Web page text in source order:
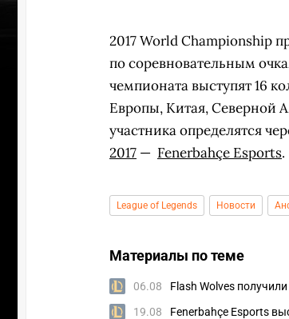
2017 World Championship
посоревновательным
чемпионата выступят 16
Европы, Китая, Северной
участника определятся
2017 — Fenerbahçe Esports.
League of Legends Новости
Материалы по теме
06.08 Flash Wolves
19.08 Fenerbahçe Esports